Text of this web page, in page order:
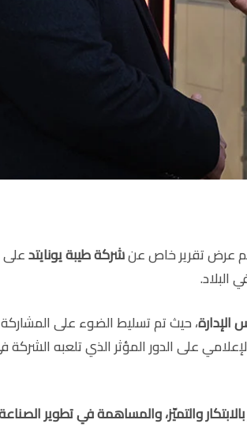
عرض تقرير خاص عنشركة طيبة يونايتدعلى
البلاد.
، حيث تم تسليط الضوء على
على الدور المؤثر الذي تلعبه الشركة
بالابتكار والتميّز، والمساهمة في تطوير